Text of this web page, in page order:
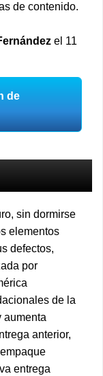
de contenido.
el 11
de
sin dormirse
elementos
defectos,
por
de la
aumenta
anterior,
entrega